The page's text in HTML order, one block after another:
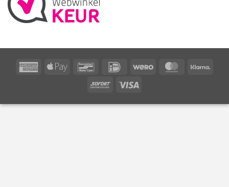
AmericanApple
BancontactIDeal Wero MasterCard
Sofort